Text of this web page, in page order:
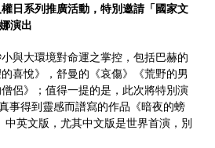
日系列推廣活動，特別邀請「國家文
演出
與大環境對命運之掌控，包括巴赫的
喜悅》，舒曼的《哀傷》《荒野的男
侶》；值得一提的是，此次將特別演
事得到靈感而譜寫的作品《暗夜的螃
英文版，尤其中文版是世界首演，別